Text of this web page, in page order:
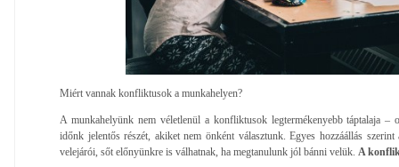
Miért vannak konfliktusok a munkahelyen?
A munkahelyünk nem véletlenül a konfliktusok legtermékenyebb táptalaja –
időnk jelentős részét, akiket nem önként választunk. Egyes hozzáállás
velejárói, sőt előnyünkre is válhatnak, ha megtanulunk jól bánni velük. A